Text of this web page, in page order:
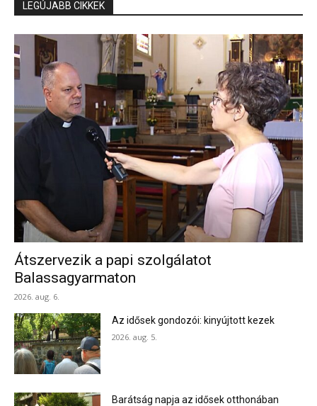
LEGÚJABB CIKKEK
Átszervezik a papi szolgálatot
Balassagyarmaton
2026. aug. 6.
Az idősek gondozói: kinyújtott kezek
2026. aug. 5.
Barátság napja az idősek otthonában